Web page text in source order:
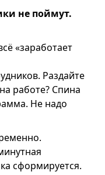
не поймут.
«заработает
Раздайте
работе? Спина
Не надо
сформируется.